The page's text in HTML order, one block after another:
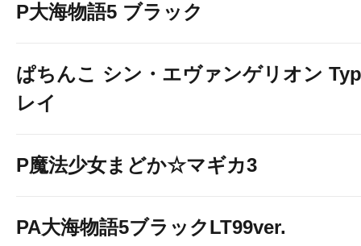
P大海物語5 ブラック
ぱちんこ シン・エヴァンゲリオン
レイ
P魔法少女まどか☆マギカ3
PA大海物語5ブラックLT99ver.